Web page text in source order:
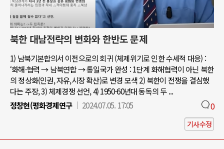
북한 대남전략의 변화와 한반도 문제
1) 남북기본합의서 이전으로의 회귀 (체제위기로 인한 수세적 대응) :
‘화해·협력 → 남북연합 → 통일국가 완성 : 1단계 화해협력이 아닌 북한
의 정상화(인권, 자유,시장 확산)로 변경 모색 2) 북한이 전쟁을 결심했
다는 주장, 3) 체제경쟁 선언, 4) 1950-60년대 동독의 두 ...
정창현(평화경제연구
2024.07.05. 17:05 0
기사수정